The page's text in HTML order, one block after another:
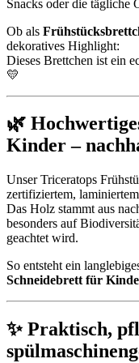
Snacks oder die tägliche
Ob als
dekoratives Highlight:
Dieses Brettchen ist ein
💛
🌿
Kinder –
Unser Triceratops
zertifiziertem,
Das Holz stammt aus
besonders auf
geachtet wird.
So entsteht ein
Schneidebrett für
✨ Praktisch,